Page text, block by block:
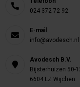
024 372 72 92
E-mail
info@avodesch.nl
Avodesch B.V.
Bijsterhuizen 50-
6604 LZ Wijchen